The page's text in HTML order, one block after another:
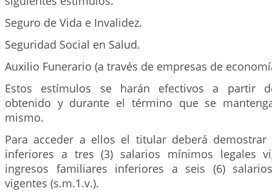
Seguro de Vida e Invalidez.
Seguridad Social en Salud.
Auxilio Funerario (a través de empresas de
Estos estímulos se harán efectivos a partir
obtenido y durante el término que se
mismo.
Para acceder a ellos el titular deberá demostrar
inferiores a tres (3) salarios mínimos legales
ingresos familiares inferiores a seis (6)
vigentes (s.m.1.v.).